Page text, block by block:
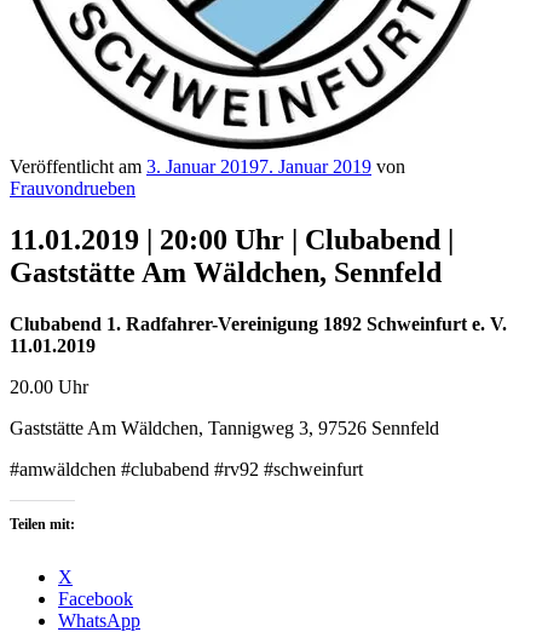
Veröffentlicht am 3. Januar 20197. Januar 2019 von
Frauvondrueben
11.01.2019 | 20:00 Uhr | Clubabend |
Gaststätte Am Wäldchen, Sennfeld
Clubabend 1. Radfahrer-Vereinigung 1892 Schweinfurt e. V.
11.01.2019
20.00 Uhr
Gaststätte Am Wäldchen, Tannigweg 3, 97526 Sennfeld
‪#amwäldchen‬ #clubabend #rv92 #schweinfurt
Teilen mit:
X
Facebook
WhatsApp